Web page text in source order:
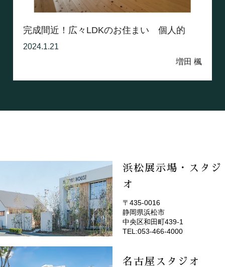
完成間近！広々LDKのお住まい 個人的
な...
2024.1.21
増田 楓
浜松展示場・スタジ
オ
(EMOTOP浜松)
〒435-0016
静岡県浜松市
中央区和田町439-1
TEL:053-466-4000
名古屋スタジオ